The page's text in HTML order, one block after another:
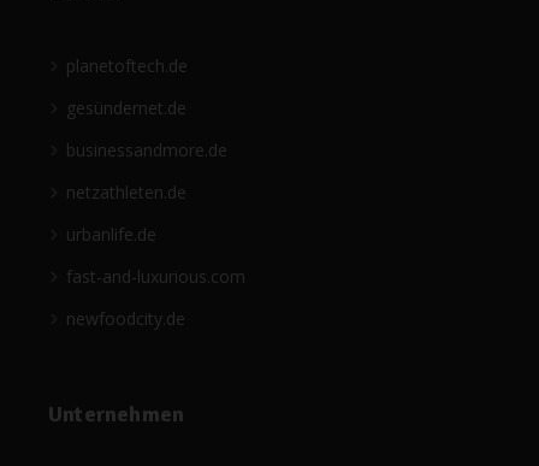
planetoftech.de
gesündernet.de
businessandmore.de
netzathleten.de
urbanlife.de
fast-and-luxurious.com
newfoodcity.de
Unternehmen